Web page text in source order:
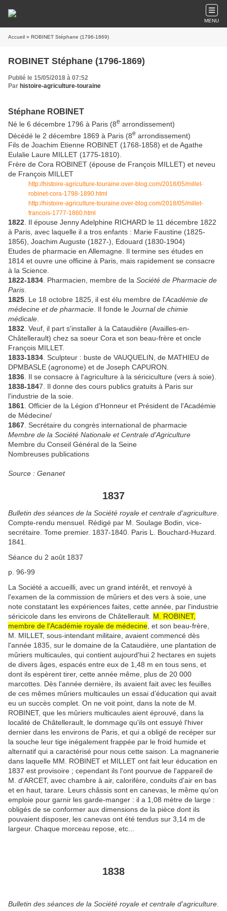
MENU
Accueil » ROBINET Stéphane (1796-1869)
ROBINET Stéphane (1796-1869)
Publié le 15/05/2018 à 07:52
Par histoire-agriculture-touraine
Stéphane ROBINET
Né le 6 décembre 1796 à Paris (8e arrondissement)
Décédé le 2 décembre 1869 à Paris (8e arrondissement)
Fils de Joachim Etienne ROBINET (1768-1858) et de Agathe
Eulalie Laure MILLET (1775-1810).
Frère de Cora ROBINET (épouse de François MILLET) et neveu
de François MILLET
http://histoire-agriculture-touraine.over-blog.com/2018/05/millet-
robinet-cora-1798-1890.html
http://histoire-agriculture-touraine.over-blog.com/2018/05/millet-
francois-1777-1860.html
1822. Il épouse Jenny Adelphine RICHARD le 11 décembre 1822
à Paris, avec laquelle il a tros enfants : Marie Faustine (1825-
1856), Joachim Auguste (1827-), Edouard (1830-1904)
Etudes de pharmacie en Allemagne. Il termine ses études en
1814 et ouvre une officine à Paris, mais rapidement se consacre
à la Science.
1822-1834. Pharmacien, membre de la Société de Pharmacie de
Paris.
1825. Le 18 octobre 1825, il est élu membre de l'Académie de
médecine et de pharmacie. Il fonde le Journal de chimie
médicale.
1832. Veuf, il part s'installer à la Cataudière (Availles-en-
Châtellerault) chez sa soeur Cora et son beau-frère et oncle
François MILLET.
1833-1834. Sculpteur : buste de VAUQUELIN, de MATHIEU de
DPMBASLE (agronome) et de Joseph CAPURON.
1836. Il se consacre à l'agriculture à la sériciculture (vers à soie).
1838-1847. Il donne des cours publics gratuits à Paris sur
l'industrie de la soie.
1861. Officier de la Légion d'Honneur et Président de l'Académie
de Médecine/
1867. Secrétaire du congrès international de pharmacie
Membre de la Société Nationale et Centrale d'Agriculture
Membre du Conseil Général de la Seine
Nombreuses publications
Source : Genanet
1837
Bulletin des séances de la Société royale et centrale d'agriculture
Compte-rendu mensuel. Rédigé par M. Soulage Bodin, vice-
secrétaire. Tome premier. 1837-1840. Paris L. Bouchard-Huzard.
1841.
Séance du 2 août 1837
p. 96-99
La Société a accueilli, avec un grand intérêt, et renvoyé à
l'examen de la commission de mûriers et des vers à soie, une
note constatant les expériences faites, cette année, par l'industrie
séricicole dans les environs de Châtellerault. M. ROBINET,
membre de l'Académie royale de médecine , et son beau-frère,
M. MILLET, sous-intendant militaire, avaient commencé dès
l'année 1835, sur le domaine de la Cataudière, une plantation de
mûriers multicaules, qui contient aujourd'hui 2 hectares en sujets
de divers âges, espacés entre eux de 1,48 m en tous sens, et
dont ils espèrent tirer, cette année même, plus de 20 000
marcottes. Dès l'année dernière, ils avaient fait avec les feuilles
de ces mêmes mûriers multicaules un essai d’éducation qui avait
eu un succès complet. On ne voit point, dans la note de M.
ROBINET, que les mûriers multicaules aient éprouvé, dans la
localité de Châtellerault, le dommage qu'ils ont essuyé l'hiver
dernier dans les environs de Paris, et qui a obligé de recéper sur
la souche leur tige inégalement frappée par le froid humide et
alternatif qui a caractérisé pour nous cette saison. La magnanerie
dans laquelle MM. ROBINET et MILLET ont fait leur éducation en
1837 est provisoire ; cependant ils l'ont pourvue de l'appareil de
M. d'ARCET, avec chambre à air, calorifère, conduits d'air en bas
et en haut, tarare. Leurs châssis sont en canevas, le même qu'on
emploie pour garnir les garde-manger : il a 1,08 mètre de large :
obligés de se conformer aux dimensions de la pièce dont ils
pouvaient disposer, les canevas ont été tendus sur 3,14 m de
largeur. Chaque morceau repose, etc...
1838
Bulletin des séances de la Société royale et centrale d'agriculture